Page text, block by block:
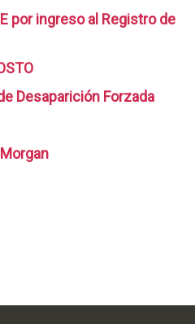
por ingreso al Registro de
Desaparición Forzada